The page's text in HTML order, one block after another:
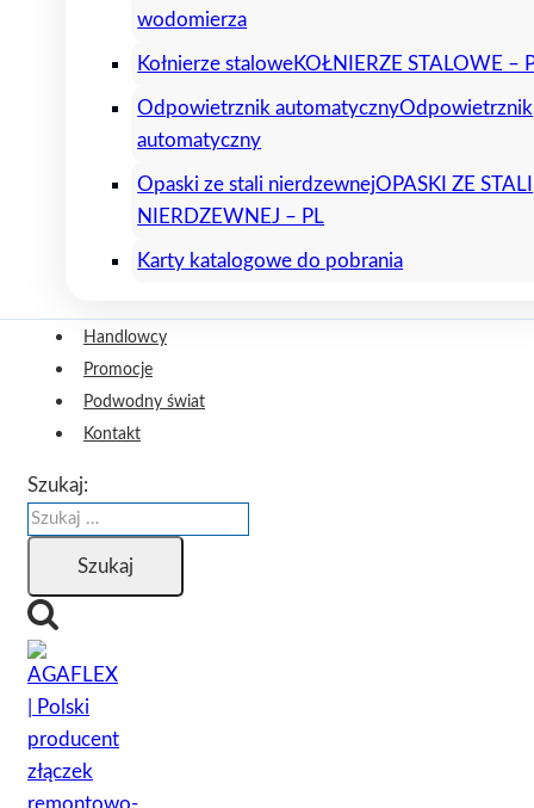
wodomierza
Kołnierze staloweKOŁNIERZE STALOWE –
Odpowietrznik automatycznyOdpowietrznik
automatyczny
Opaski ze stali nierdzewnejOPASKI ZE STALI
NIERDZEWNEJ – PL
Karty katalogowe do pobrania
Handlowcy
Promocje
Podwodny świat
Kontakt
Szukaj: